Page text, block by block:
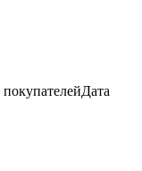
покупателейДата